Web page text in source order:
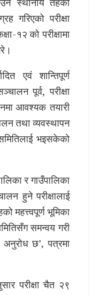
गरिएको परीक्षा
१२ को परीक्षामा
एवं शान्तिपूर्ण
पूर्व, परीक्षा
आवश्यक तयारी
तथा व्यवस्थापन
भइसकेको
र गाउँपालिका
हुने परीक्षालाई
महत्त्वपूर्ण भूमिका
समन्वय गरी
छ’‚ पत्रमा
परीक्षा चैत २९